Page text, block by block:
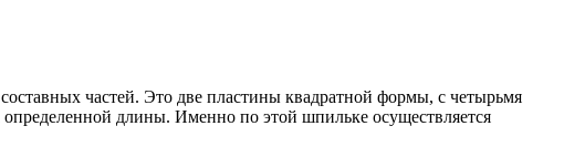
частей. Это две пластины квадратной формы, с четырьмя
длины. Именно по этой шпильке осуществляется